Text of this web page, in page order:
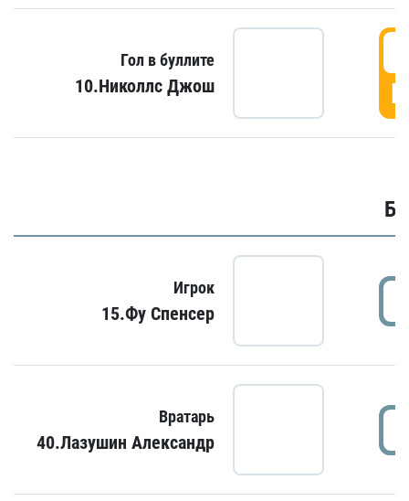
Гол в буллите
10.Николлс Джош
Игрок
15.Фу Спенсер
Вратарь
40.Лазушин Александр